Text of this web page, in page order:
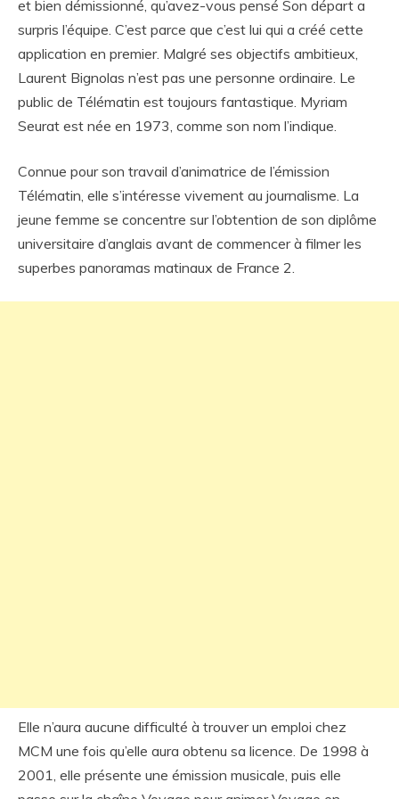
et bien démissionné, qu’avez-vous pensé Son départ a
surpris l’équipe. C’est parce que c’est lui qui a créé cette
application en premier. Malgré ses objectifs ambitieux,
Laurent Bignolas n’est pas une personne ordinaire. Le
public de Télématin est toujours fantastique. Myriam
Seurat est née en 1973, comme son nom l’indique.
Connue pour son travail d’animatrice de l’émission
Télématin, elle s’intéresse vivement au journalisme. La
jeune femme se concentre sur l’obtention de son diplôme
universitaire d’anglais avant de commencer à filmer les
superbes panoramas matinaux de France 2.
Elle n’aura aucune difficulté à trouver un emploi chez
MCM une fois qu’elle aura obtenu sa licence. De 1998 à
2001, elle présente une émission musicale, puis elle